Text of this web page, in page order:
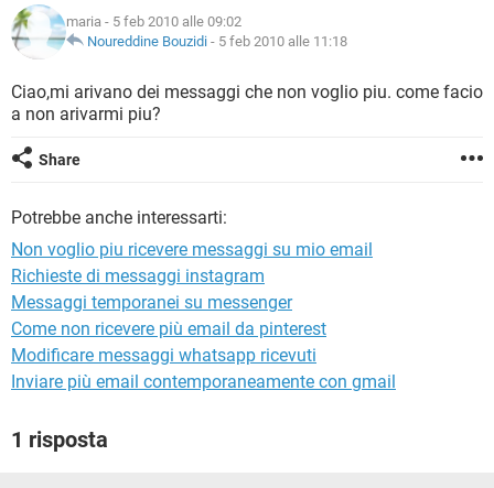
HARDWARE
TIKTOK FACEBOOK
iOS
INSTAGRAM
TIKTOK FACEBOOK
INTRATTENIMENTO ANDROID
INSTAGRAM
TIKTOK
GLOSSARIO
COVID-19
INTRATTENIMENTO ANDROID
INSTAGRAM
TIKTOK
HARDWARE
maria - 5 feb 2010 alle 09:02
Noureddine Bouzidi - 5 feb 2010 alle 11:18
Ciao,mi arivano dei messaggi che non voglio piu. come facio
a non arivarmi piu?
Share
Potrebbe anche interessarti:
Non voglio piu ricevere messaggi su mio email
Richieste di messaggi instagram
Messaggi temporanei su messenger
Come non ricevere più email da pinterest
Modificare messaggi whatsapp ricevuti
Inviare più email contemporaneamente con gmail
1 risposta